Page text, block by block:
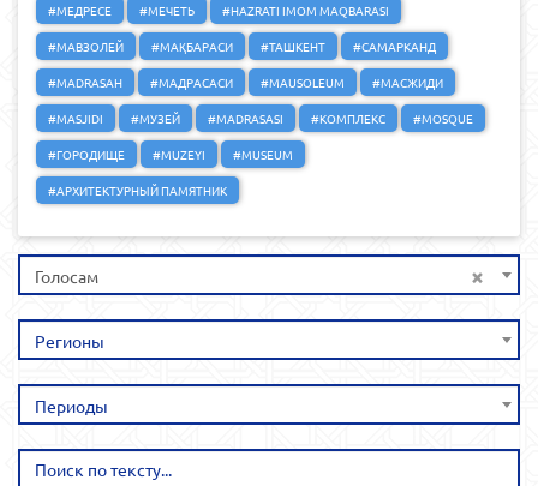
#МЕДРЕСЕ #МЕЧЕТЬ
#HAZRATI IMOM MAQBARASI
#МАВЗОЛЕЙ
#МАҚБАРАСИ #ТАШКЕНТ
#САМАРКАНД
#MADRASAH
#МАДРАСАСИ #MAUSOLEUM
#МАСЖИДИ
#MASJIDI
#МУЗЕЙ #MADRASASI #КОМПЛЕКС
#MOSQUE
#ГОРОДИЩЕ
#MUZEYI
#MUSEUM
#АРХИТЕКТУРНЫЙ ПАМЯТНИК
×
Голосам
Регионы
Периоды